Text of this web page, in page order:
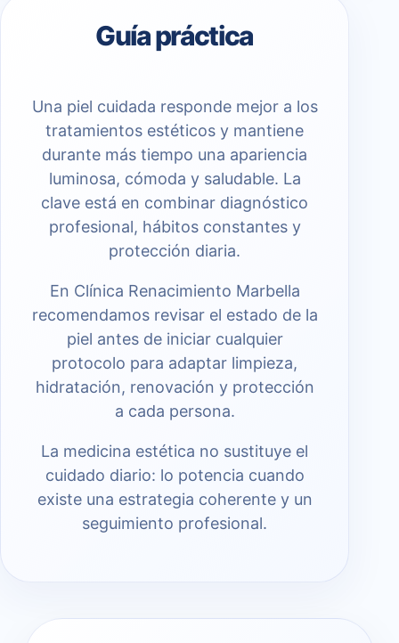
Guía práctica
Una piel cuidada responde mejor a los
tratamientos estéticos y mantiene
durante más tiempo una apariencia
luminosa, cómoda y saludable. La
clave está en combinar diagnóstico
profesional, hábitos constantes y
protección diaria.
En Clínica Renacimiento Marbella
recomendamos revisar el estado de la
piel antes de iniciar cualquier
protocolo para adaptar limpieza,
hidratación, renovación y protección
a cada persona.
La medicina estética no sustituye el
cuidado diario: lo potencia cuando
existe una estrategia coherente y un
seguimiento profesional.